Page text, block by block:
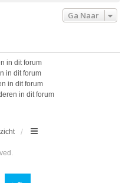
Ga Naar
in dit forum
in dit forum
in dit forum
in dit forum